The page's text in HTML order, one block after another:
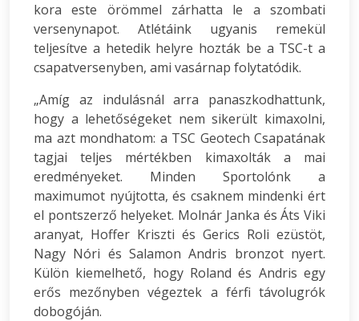
kora este örömmel zárhatta le a szombati
versenynapot. Atlétáink ugyanis remekül
teljesítve a hetedik helyre hozták be a TSC-t a
csapatversenyben, ami vasárnap folytatódik.
„Amíg az indulásnál arra panaszkodhattunk,
hogy a lehetőségeket nem sikerült kimaxolni,
ma azt mondhatom: a TSC Geotech Csapatának
tagjai teljes mértékben kimaxolták a mai
eredményeket. Minden Sportolónk a
maximumot nyújtotta, és csaknem mindenki ért
el pontszerző helyeket. Molnár Janka és Áts Viki
aranyat, Hoffer Kriszti és Gerics Roli ezüstöt,
Nagy Nóri és Salamon Andris bronzot nyert.
Külön kiemelhető, hogy Roland és Andris egy
erős mezőnyben végeztek a férfi távolugrók
dobogóján.